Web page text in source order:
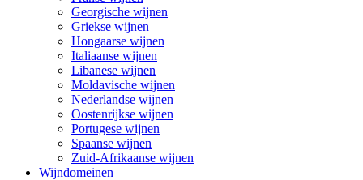
Georgische wijnen
Griekse wijnen
Hongaarse wijnen
Italiaanse wijnen
Libanese wijnen
Moldavische wijnen
Nederlandse wijnen
Oostenrijkse wijnen
Portugese wijnen
Spaanse wijnen
Zuid-Afrikaanse wijnen
Wijndomeinen